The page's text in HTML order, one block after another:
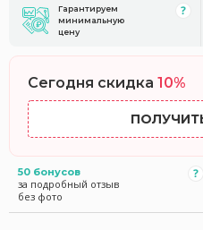
Гарантируем
минимальную
цену
Сегодня скидка 10%
50 бонусов
за подробный отзыв
без фото